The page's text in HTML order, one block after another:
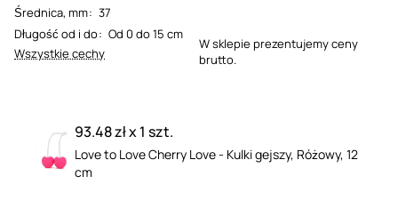
Średnica, mm: 37
Długość od i do: Od 0 do 15 cm
Wszystkie cechy
W sklepie prezentujemy ceny
brutto.
93.48 zł x 1 szt.
Love to Love Cherry Love - Kulki gejszy, Różowy, 12
cm